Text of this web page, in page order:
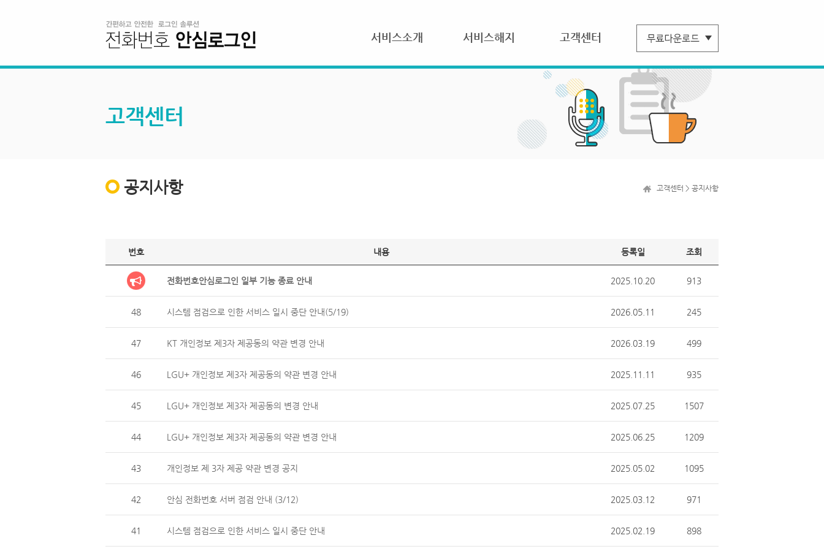
서비스소개 서비스해지 고객센터
고객센터
공지사항 고객센터 > 공지사항
번호 내용 등록일 조회
전화번호안심로그인 일부 기능 종료 안내 2025.10.20 913
48 시스템 점검으로 인한 서비스 일시 중단 안내(5/19) 2026.05.11 245
47 KT 개인정보 제3자 제공동의 약관 변경 안내 2026.03.19 499
46 LGU+ 개인정보 제3자 제공동의 약관 변경 안내 2025.11.11 935
45 LGU+ 개인정보 제3자 제공동의 변경 안내 2025.07.25 1507
44 LGU+ 개인정보 제3자 제공동의 약관 변경 안내 2025.06.25 1209
43 개인정보 제 3자 제공 약관 변경 공지 2025.05.02 1095
42 안심 전화번호 서버 점검 안내 (3/12) 2025.03.12 971
41 시스템 점검으로 인한 서비스 일시 중단 안내 2025.02.19 898